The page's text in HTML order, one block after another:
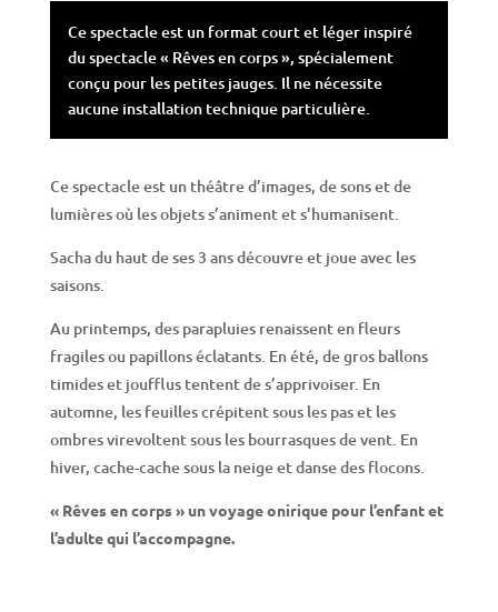
Ce spectacle est un format court et léger inspiré
du spectacle « Rêves en corps », spécialement
conçu pour les petites jauges. Il ne nécessite
aucune installation technique particulière.
Ce spectacle est un théâtre d’images, de sons et de
lumières où les objets s’animent et s’humanisent.
Sacha du haut de ses 3 ans découvre et joue avec les
saisons.
Au printemps, des parapluies renaissent en fleurs
fragiles ou papillons éclatants. En été, de gros ballons
timides et joufflus tentent de s’apprivoiser. En
automne, les feuilles crépitent sous les pas et les
ombres virevoltent sous les bourrasques de vent. En
hiver, cache-cache sous la neige et danse des flocons.
« Rêves en corps » un voyage onirique pour l’enfant et
l’adulte qui l’accompagne.